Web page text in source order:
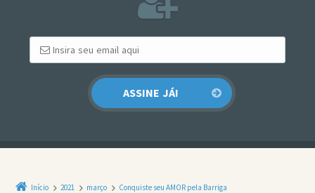
Início 2021 março Conquiste seu AMOR pela Barriga